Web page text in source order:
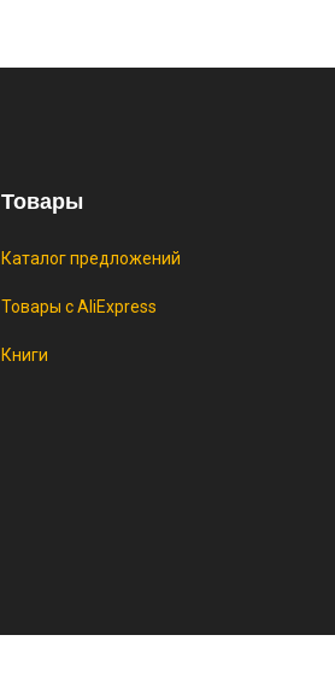
Товары
Каталог предложений
Товары с AliExpress
Книги